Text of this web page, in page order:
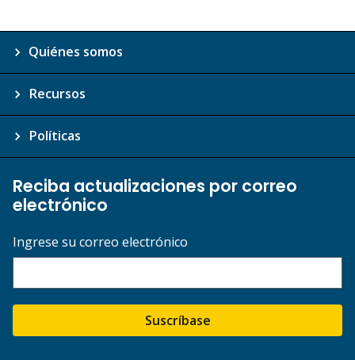
Quiénes somos
Recursos
Políticas
Reciba actualizaciones por correo
electrónico
Ingrese su correo electrónico
Suscríbase